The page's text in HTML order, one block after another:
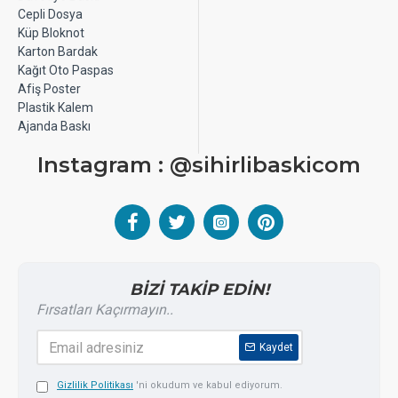
Broşür 170 Gr Kuşe Selafonsuz
29.7x42 cm - Kırımlı
Cepli Dosya
Küp Bloknot
Karton Bardak
Kağıt Oto Paspas
Afiş Poster
Plastik Kalem
Ajanda Baskı
Instagram : @sihirlibaskicom
BİZİ TAKİP EDİN!
Fırsatları Kaçırmayın..
Kaydet
Gizlilik Politikası 'ni okudum ve kabul ediyorum.